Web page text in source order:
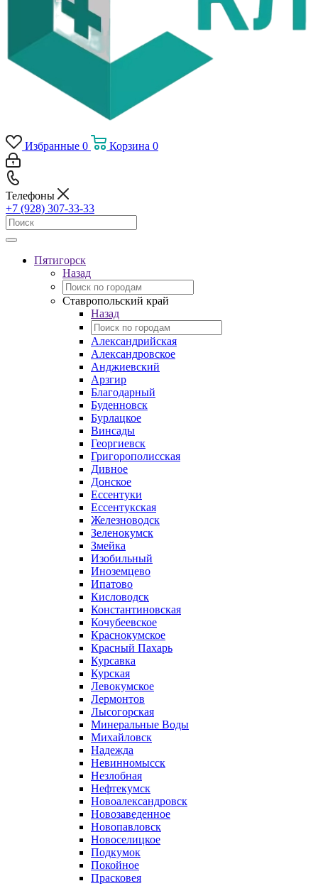
Избранные 0 Корзина 0
Телефоны
+7 (928) 307-33-33
Пятигорск
Назад
Ставропольский край
Назад
Александрийская
Александровское
Анджиевский
Арзгир
Благодарный
Буденновск
Бурлацкое
Винсады
Георгиевск
Григорополисская
Дивное
Донское
Ессентуки
Ессентукская
Железноводск
Зеленокумск
Змейка
Изобильный
Иноземцево
Ипатово
Кисловодск
Константиновская
Кочубеевское
Краснокумское
Красный Пахарь
Курсавка
Курская
Левокумское
Лермонтов
Лысогорская
Минеральные Воды
Михайловск
Надежда
Невинномысск
Незлобная
Нефтекумск
Новоалександровск
Новозаведенное
Новопавловск
Новоселицкое
Подкумок
Покойное
Прасковея